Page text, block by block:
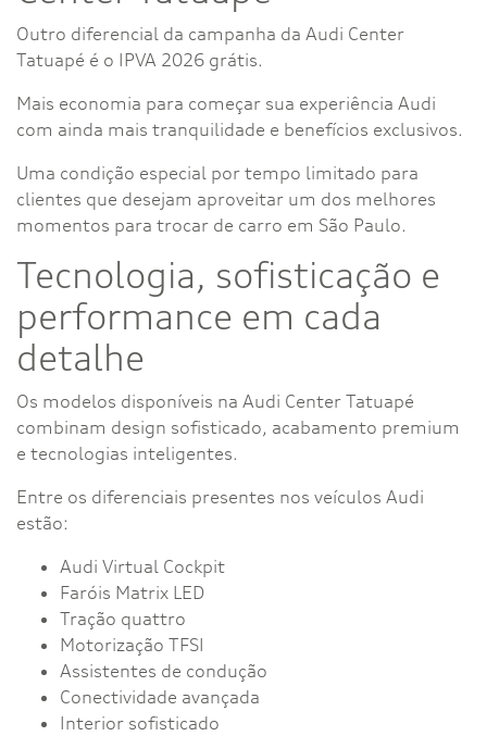
Outro diferencial da campanha da Audi Center
Tatuapé é o IPVA 2026 grátis.
Mais economia para começar sua experiência Audi
com ainda mais tranquilidade e benefícios exclusivos.
Uma condição especial por tempo limitado para
clientes que desejam aproveitar um dos melhores
momentos para trocar de carro em São Paulo.
Tecnologia, sofisticação e
performance em cada
detalhe
Os modelos disponíveis na Audi Center Tatuapé
combinam design sofisticado, acabamento premium
e tecnologias inteligentes.
Entre os diferenciais presentes nos veículos Audi
estão:
Audi Virtual Cockpit
Faróis Matrix LED
Tração quattro
Motorização TFSI
Assistentes de condução
Conectividade avançada
Interior sofisticado